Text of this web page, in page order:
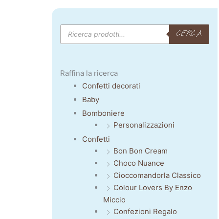
Products
search CERCA
Raffina la ricerca
Confetti decorati
Baby
Bomboniere
Personalizzazioni
Confetti
Bon Bon Cream
Choco Nuance
Cioccomandorla Classico
Colour Lovers By Enzo
Miccio
Confezioni Regalo